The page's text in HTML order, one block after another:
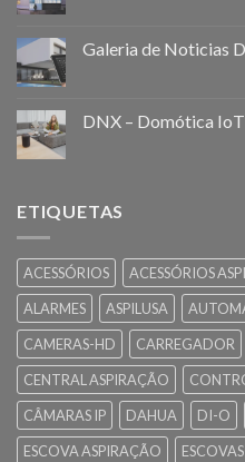
Galeria de Noticias
DNX – Domótica
ETIQUETAS
ACESSÓRIOS ACESSÓRIOS
ALARMES
ASPILUSA
CAMERAS-HD
CARREGADOR
CENTRAL ASPIRAÇÃO
CÂMARAS IP
DAHUA DI-O
ESCOVA ASPIRAÇÃO
ESCOVAS